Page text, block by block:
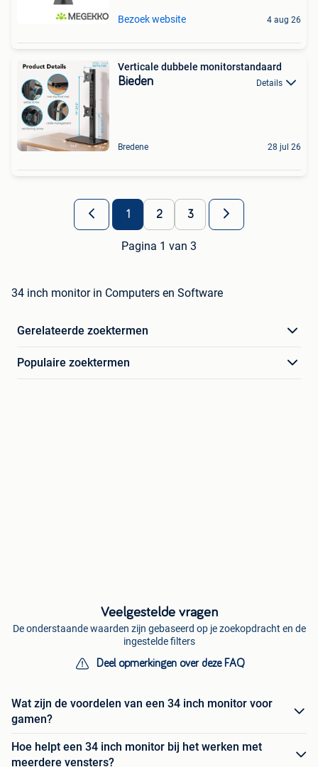
Bezoek website 4 aug 26
Verticale dubbele monitorstandaard
Bieden Details
Bredene 28 jul 26
1 2 3
Pagina 1 van 3
34 inch monitor in Computers en Software
Gerelateerde zoektermen
Populaire zoektermen
Veelgestelde vragen
De onderstaande waarden zijn gebaseerd op je zoekopdracht en de
ingestelde filters
Deel opmerkingen over deze FAQ
Wat zijn de voordelen van een 34 inch monitor voor
gamen?
Hoe helpt een 34 inch monitor bij het werken met
meerdere vensters?